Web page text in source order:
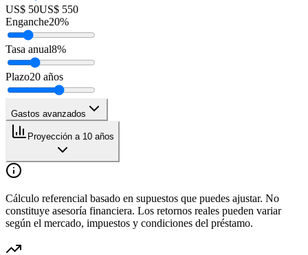
US$ 50US$ 550
Enganche20%
Tasa anual8%
Plazo20 años
Gastos avanzados
Proyección a 10 años
Cálculo referencial basado en supuestos que puedes ajustar. No
constituye asesoría financiera. Los retornos reales pueden variar
según el mercado, impuestos y condiciones del préstamo.